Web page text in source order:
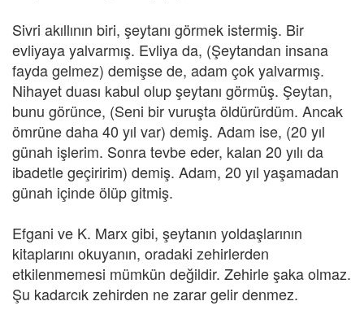
Sivri akıllının biri, şeytanı görmek istermiş. Bir
evliyaya yalvarmış. Evliya da, (Şeytandan insana
fayda gelmez) demişse de, adam çok yalvarmış.
Nihayet duası kabul olup şeytanı görmüş. Şeytan,
bunu görünce, (Seni bir vuruşta öldürürdüm. Ancak
ömrüne daha 40 yıl var) demiş. Adam ise, (20 yıl
günah işlerim. Sonra tevbe eder, kalan 20 yılı da
ibadetle geçiririm) demiş. Adam, 20 yıl yaşamadan
günah içinde ölüp gitmiş.
Efgani ve K. Marx gibi, şeytanın yoldaşlarının
kitaplarını okuyanın, oradaki zehirlerden
etkilenmemesi mümkün değildir. Zehirle şaka olmaz.
Şu kadarcık zehirden ne zarar gelir denmez.